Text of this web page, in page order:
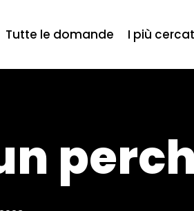
Tutte le domande I più